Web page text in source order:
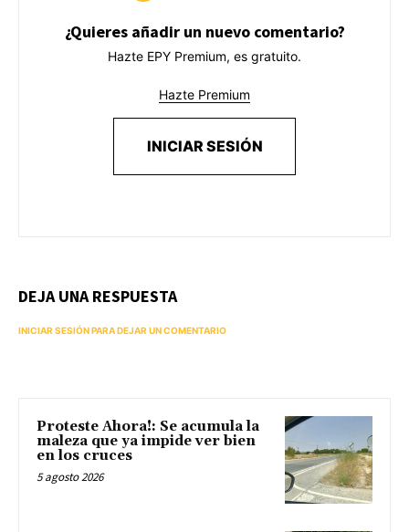
¿Quieres añadir un nuevo comentario?
Hazte EPY Premium, es gratuito.
Hazte Premium
INICIAR SESIÓN
DEJA UNA RESPUESTA
INICIAR SESIÓN PARA DEJAR UN COMENTARIO
Proteste Ahora!: Se acumula la
maleza que ya impide ver bien
en los cruces
5 agosto 2026